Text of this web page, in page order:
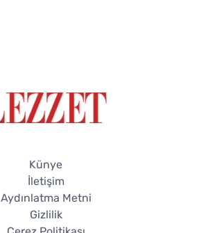
Künye
İletişim
Aydınlatma Metni
Gizlilik